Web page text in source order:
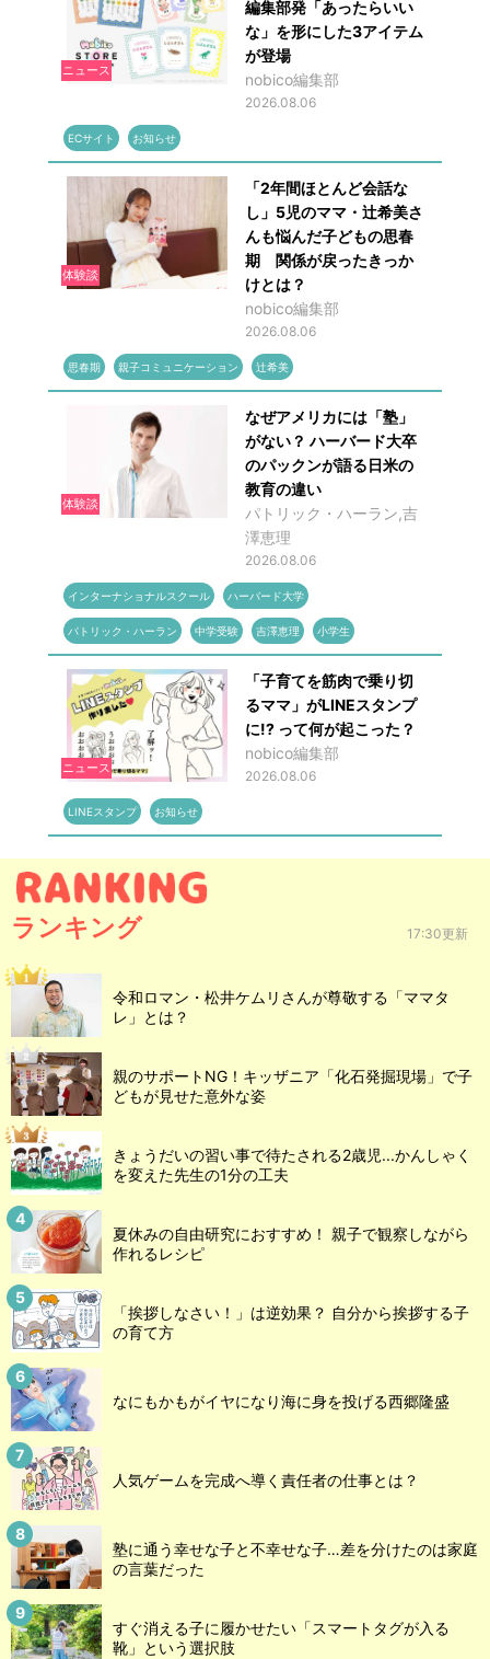
ニュース
編集部発「あったらいい
な」を形にした3アイテム
が登場
nobico編集部
2026.08.06
ECサイト お知らせ
体験談
「2年間ほとんど会話な
し」5児のママ・辻希美さ
んも悩んだ子どもの思春
期 関係が戻ったきっか
けとは？
nobico編集部
2026.08.06
思春期 親子コミュニケーション 辻希美
体験談
なぜアメリカには「塾」
がない？ ハーバード大卒
のパックンが語る日米の
教育の違い
パトリック・ハーラン,吉
澤恵理
2026.08.06
インターナショナルスクール ハーバード大学
パトリック・ハーラン 中学受験 吉澤恵理 小学生
ニュース
「子育てを筋肉で乗り切
るママ」がLINEスタンプ
に!? って何が起こった？
nobico編集部
2026.08.06
LINEスタンプ お知らせ
ランキング 17:30更新
令和ロマン・松井ケムリさんが尊敬する「ママタ
レ」とは？
親のサポートNG！キッザニア「化石発掘現場」で子
どもが見せた意外な姿
きょうだいの習い事で待たされる2歳児...かんしゃく
を変えた先生の1分の工夫
夏休みの自由研究におすすめ！ 親子で観察しながら
作れるレシピ
「挨拶しなさい！」は逆効果？ 自分から挨拶する子
の育て方
なにもかもがイヤになり海に身を投げる西郷隆盛
人気ゲームを完成へ導く責任者の仕事とは？
塾に通う幸せな子と不幸せな子…差を分けたのは家庭
の言葉だった
すぐ消える子に履かせたい「スマートタグが入る
靴」という選択肢